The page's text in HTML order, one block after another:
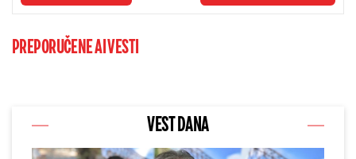
PREPORUČENE AI VESTI
VEST DANA